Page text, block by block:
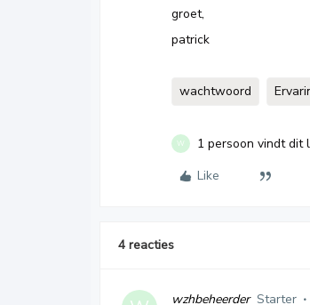
groet,
patrick
wachtwoord
W
1 persoon vindt dit
Like
4 reacties
wzhbeheerder Starter